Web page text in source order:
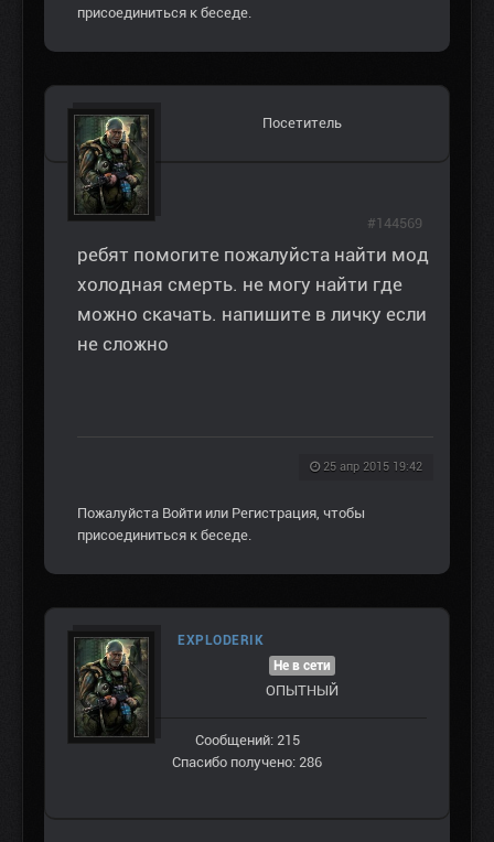
присоединиться к беседе.
Посетитель
ребят помогите пожалуйста найти мод
холодная смерть. не могу найти где
можно скачать. напишите в личку если
не сложно
25 апр 2015 19:42
#144569
Пожалуйста Войти или Регистрация , чтобы
присоединиться к беседе.
EXPLODERIK
Не в сети
ОПЫТНЫЙ
Сообщений: 215
Спасибо получено: 286